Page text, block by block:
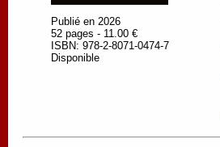
Publié en 2026
52 pages - 11.00 €
ISBN: 978-2-8071-0474-7
Disponible